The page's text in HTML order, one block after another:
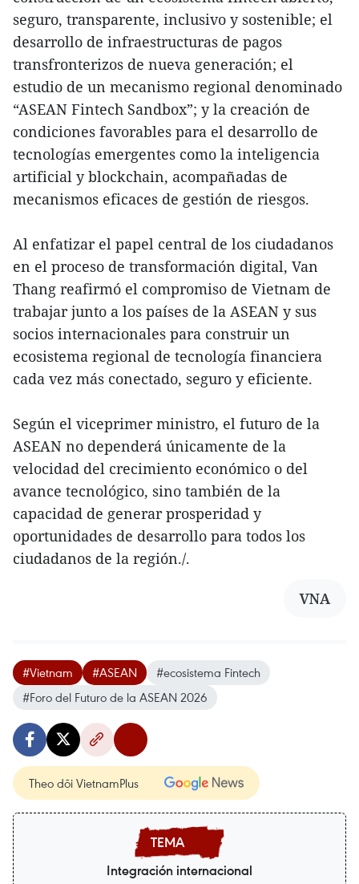
seguro, transparente, inclusivo y sostenible; el
desarrollo de infraestructuras de pagos
transfronterizos de nueva generación; el
estudio de un mecanismo regional denominado
“ASEAN Fintech Sandbox”; y la creación de
condiciones favorables para el desarrollo de
tecnologías emergentes como la inteligencia
artificial y blockchain, acompañadas de
mecanismos eficaces de gestión de riesgos.
Al enfatizar el papel central de los ciudadanos
en el proceso de transformación digital, Van
Thang reafirmó el compromiso de Vietnam de
trabajar junto a los países de la ASEAN y sus
socios internacionales para construir un
ecosistema regional de tecnología financiera
cada vez más conectado, seguro y eficiente.
Según el viceprimer ministro, el futuro de la
ASEAN no dependerá únicamente de la
velocidad del crecimiento económico o del
avance tecnológico, sino también de la
capacidad de generar prosperidad y
oportunidades de desarrollo para todos los
ciudadanos de la región./.
VNA
#Vietnam #ASEAN
#ecosistema Fintech
#Foro del Futuro de la ASEAN 2026
Theo dõi VietnamPlus
Integración internacional